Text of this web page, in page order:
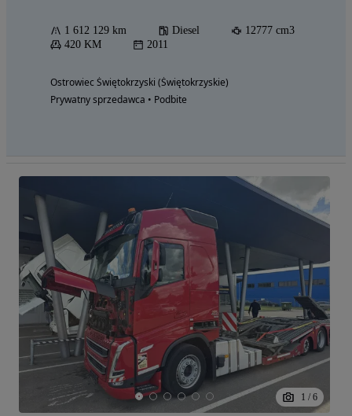
1 612 129 km Diesel
12777 cm3
420 KM
2011
Ostrowiec Świętokrzyski (Świętokrzyskie)
Prywatny sprzedawca • Podbite
1 / 6